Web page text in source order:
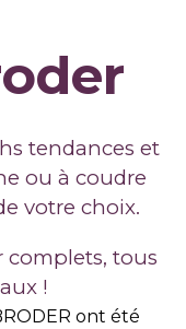
tendances et
ou à coudre
votre choix.
complets, tous
!
ont été